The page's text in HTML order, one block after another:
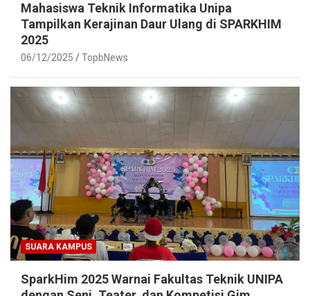
Mahasiswa Teknik Informatika Unipa
Tampilkan Kerajinan Daur Ulang di SPARKHIM
2025
06/12/2025 TopbNews
SUARA KAMPUS
SparkHim 2025 Warnai Fakultas Teknik UNIPA